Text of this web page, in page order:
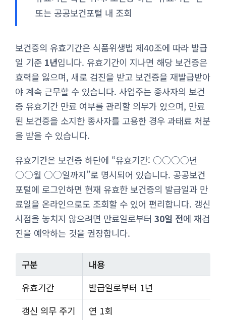
또는 공공보건포털 내 조회
보건증의 유효기간은 식품위생법 제40조에 따라 발급
일 기준 1년입니다. 유효기간이 지나면 해당 보건증은
효력을 잃으며, 새로 검진을 받고 보건증을 재발급받아
야 계속 근무할 수 있습니다. 사업주는 종사자의 보건
증 유효기간 만료 여부를 관리할 의무가 있으며, 만료
된 보건증을 소지한 종사자를 고용한 경우 과태료 처분
을 받을 수 있습니다.
유효기간은 보건증 하단에 “유효기간: ○○○○년
○○월 ○○일까지”로 명시되어 있습니다. 공공보건
포털에 로그인하면 현재 유효한 보건증의 발급일과 만
료일을 온라인으로도 조회할 수 있어 편리합니다. 갱신
시점을 놓치지 않으려면 만료일로부터 30일 전에 재검
진을 예약하는 것을 권장합니다.
구분
내용
유효기간
발급일로부터 1년
갱신 의무 주기
연 1회